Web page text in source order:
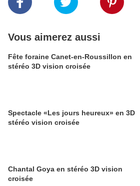
Vous aimerez aussi
Fête foraine Canet-en-Roussillon en
stéréo 3D vision croisée
Spectacle «Les jours heureux» en 3D
stéréo vision croisée
Chantal Goya en stéréo 3D vision
croisée